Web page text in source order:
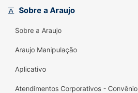
Sobre a Araujo
Sobre a Araujo
Araujo Manipulação
Aplicativo
Atendimentos Corporativos - Convênio